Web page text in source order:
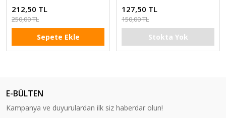
212,50 TL
250,00 TL
Sepete Ekle
127,50 TL
150,00 TL
Stokta Yok
E-BÜLTEN
Kampanya ve duyurulardan ilk siz haberdar olun!